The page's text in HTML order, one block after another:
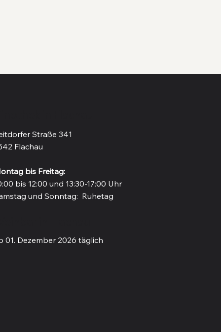
Straße 341
Flachau
bis Freitag:
bis 12:00 und 13:30-17:00 Uhr
und Sonntag: Ruhetag
01. Dezember 2026 täglich